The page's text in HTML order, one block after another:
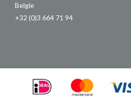
Belgie
+32 (0)3 664 71 94